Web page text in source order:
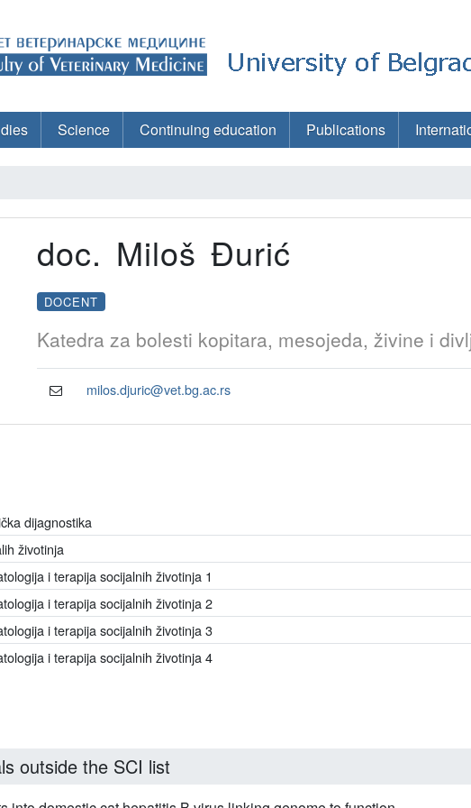
Science Continuing education Publications
doc. Miloš Đurić
DOCENT
Katedra za bolesti kopitara, mesojeda, živine i
milos.djuric@vet.bg.ac.rs
dijagnostika
životinja
i terapija socijalnih životinja 1
i terapija socijalnih životinja 2
i terapija socijalnih životinja 3
i terapija socijalnih životinja 4
outside the SCI list